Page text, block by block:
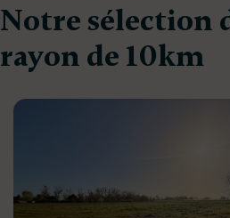
Notre sélection
rayon de 10km